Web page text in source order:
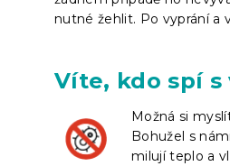
nutné žehlit. Po vyprání a
Víte, kdo spí s
Možná si
Bohužel s
milují teplo a